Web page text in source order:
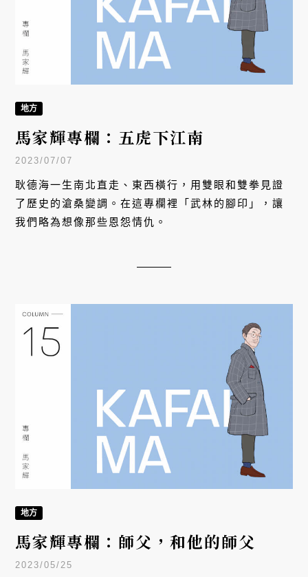
地方
馬家輝專欄：五虎下江南
2023/07/07
耿德海一生南北直走、東西橫行，用雙眼和雙拳見證
了歷史的滄桑變調。在這專欄裡「武林的腳印」，讓
我們略為想像那些恩怨情仇。
地方
馬家輝專欄：師父，和他的師父
2023/05/25